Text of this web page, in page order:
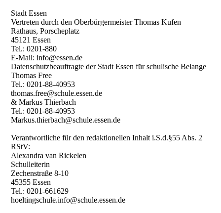
Stadt Essen
Vertreten durch den Oberbürgermeister Thomas Kufen
Rathaus, Porscheplatz
45121 Essen
Tel.: 0201-880
E-Mail: info@essen.de
Datenschutzbeauftragte der Stadt Essen für schulische Belange
Thomas Free
Tel.: 0201-88-40953
thomas.free@schule.essen.de
& Markus Thierbach
Tel.: 0201-88-40953
Markus.thierbach@schule.essen.de
Verantwortliche für den redaktionellen Inhalt i.S.d.§55 Abs. 2
RStV:
Alexandra van Rickelen
Schulleiterin
Zechenstraße 8-10
45355 Essen
Tel.: 0201-661629
hoeltingschule.info@schule.essen.de